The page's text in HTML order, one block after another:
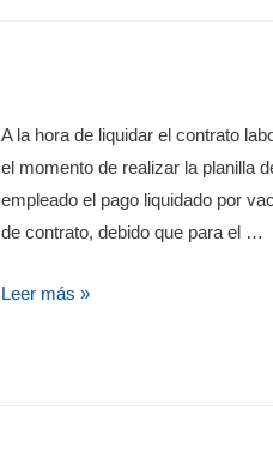
A la hora de liquidar el contrato
el momento de realizar la planilla
empleado el pago liquidado por
de contrato, debido que para el …
Leer más »